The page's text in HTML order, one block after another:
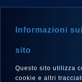
LANGUE
Informazioni
sito
Questo sito utilizza
cookie e altri